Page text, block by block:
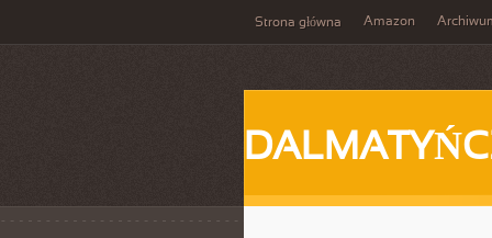
Strona główna Amazon